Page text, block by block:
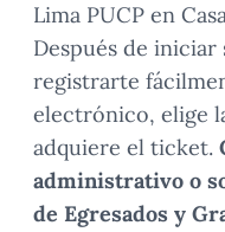
Lima PUCP en
Después de iniciar
registrarte
electrónico, elige
adquiere el ticket.
administrativo o
de Egresados y